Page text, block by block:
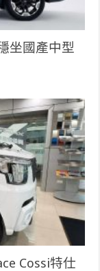
坐國產中型
Cossi特仕